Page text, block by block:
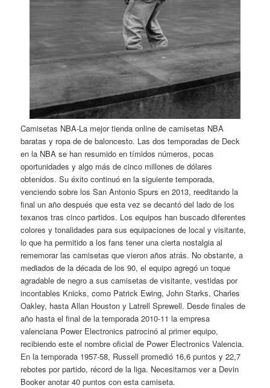
Camisetas NBA-La mejor tienda online de camisetas NBA
baratas y ropa de de baloncesto. Las dos temporadas de Deck
en la NBA se han resumido en tímidos números, pocas
oportunidades y algo más de cinco millones de dólares
obtenidos. Su éxito continuó en la siguiente temporada,
venciendo sobre los San Antonio Spurs en 2013, reeditando la
final un año después que esta vez se decantó del lado de los
texanos tras cinco partidos. Los equipos han buscado diferentes
colores y tonalidades para sus equipaciones de local y visitante,
lo que ha permitido a los fans tener una cierta nostalgia al
rememorar las camisetas que vieron años atrás. No obstante, a
mediados de la década de los 90, el equipo agregó un toque
agradable de negro a sus camisetas de visitante, vestidas por
incontables Knicks, como Patrick Ewing, John Starks, Charles
Oakley, hasta Allan Houston y Latrell Sprewell. Desde finales de
año hasta el final de la temporada 2010-11 la empresa
valenciana Power Electronics patrocinó al primer equipo,
recibiendo este el nombre oficial de Power Electronics Valencia.
En la temporada 1957-58, Russell promedió 16,6 puntos y 22,7
rebotes por partido, récord de la liga. Necesitamos ver a Devin
Booker anotar 40 puntos con esta camiseta.